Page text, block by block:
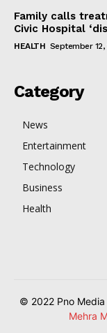
Family calls
Civic Hospital
HEALTH September 12,
Category
News
Entertainment
Technology
Business
Health
© 2022 Pno Media
Mehra